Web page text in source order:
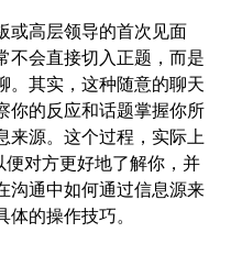
或高层领导的首次见面
不会直接切入正题，而是
。其实，这种随意的聊天
你的反应和话题掌握你所
来源。这个过程，实际上
便对方更好地了解你，并
沟通中如何通过信息源来
的操作技巧。